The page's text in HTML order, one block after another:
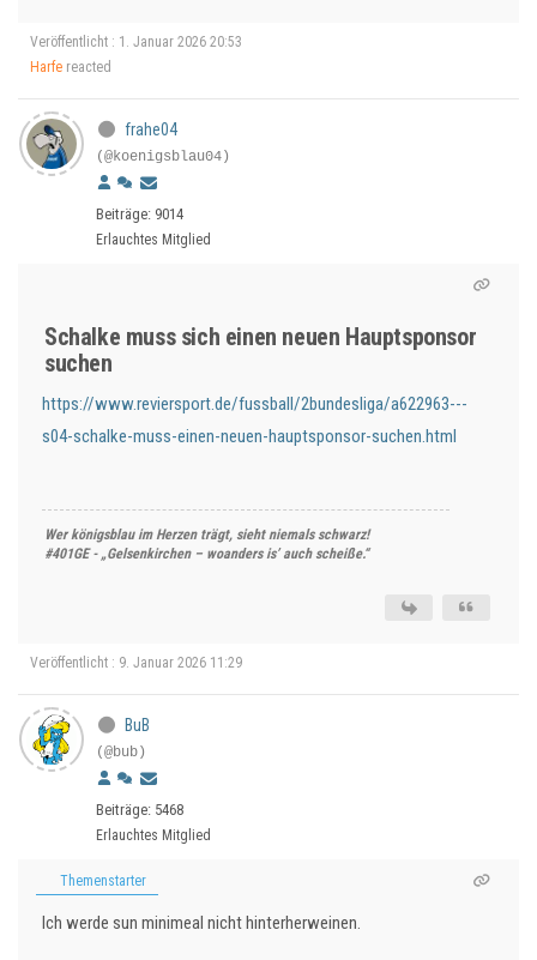
Veröffentlicht : 1. Januar 2026 20:53
Harfe reacted
frahe04
(@koenigsblau04)
Beiträge: 9014
Erlauchtes Mitglied
Schalke muss sich einen neuen Hauptsponsor
suchen
https://www.reviersport.de/fussball/2bundesliga/a622963---
s04-schalke-muss-einen-neuen-hauptsponsor-suchen.html
Wer königsblau im Herzen trägt, sieht niemals schwarz!
#401GE - „Gelsenkirchen – woanders is’ auch scheiße.“
Veröffentlicht : 9. Januar 2026 11:29
BuB
(@bub)
Beiträge: 5468
Erlauchtes Mitglied
Themenstarter
Ich werde sun minimeal nicht hinterherweinen.